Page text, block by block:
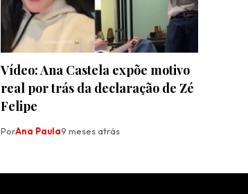
Vídeo: Ana Castela expõe motivo
real por trás da declaração de Zé
Felipe
PorAna Paula9 meses atrás